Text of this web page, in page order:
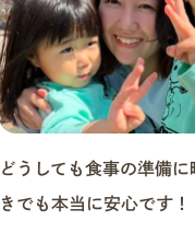
どうしても食事の準備に
きでも本当に安心です！